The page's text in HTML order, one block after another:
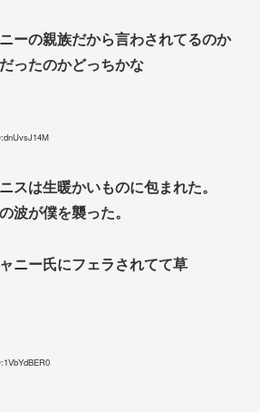
ーの親族だから言わされてるのか
ったのかどっちかな
スは生暖かいものに包まれた。
波が僕を襲った。
ニー氏にフェラされてて草